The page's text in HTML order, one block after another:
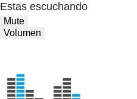
Estas escuchando
Mute
Volumen